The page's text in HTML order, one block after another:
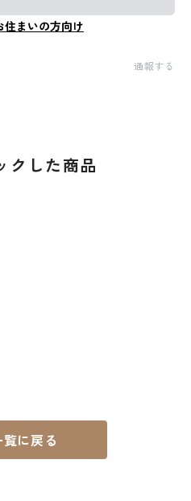
住まいの方向け
通報する
クした商品
に戻る